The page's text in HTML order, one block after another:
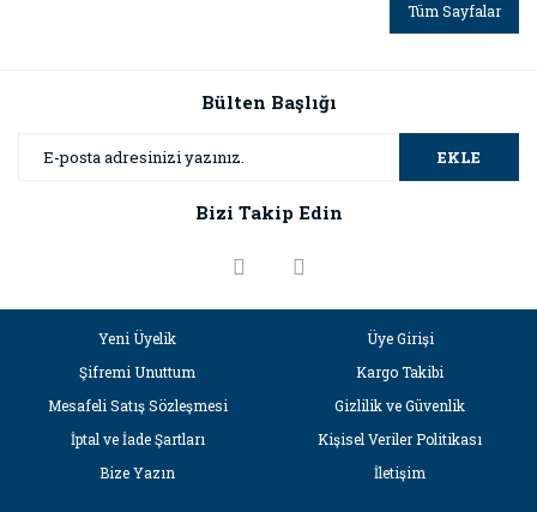
Tüm Sayfalar
Bülten Başlığı
EKLE
Bizi Takip Edin
Yeni Üyelik
Üye Girişi
Şifremi Unuttum
Kargo Takibi
Mesafeli Satış Sözleşmesi
Gizlilik ve Güvenlik
İptal ve İade Şartları
Kişisel Veriler Politikası
Bize Yazın
İletişim